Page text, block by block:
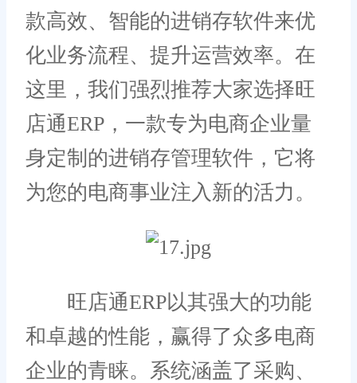
款高效、智能的进销存软件来优
化业务流程、提升运营效率。在
这里，我们强烈推荐大家选择旺
店通ERP，一款专为电商企业量
身定制的进销存管理软件，它将
为您的电商事业注入新的活力。
旺店通ERP以其强大的功能
和卓越的性能，赢得了众多电商
企业的青睐。系统涵盖了采购、